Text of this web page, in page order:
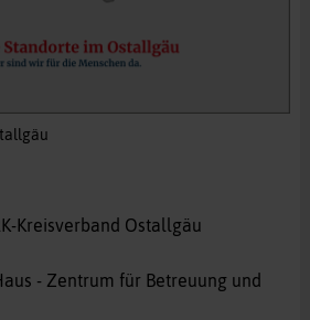
Kreisverband Ostallgäu
- Zentrum für Betreuung und